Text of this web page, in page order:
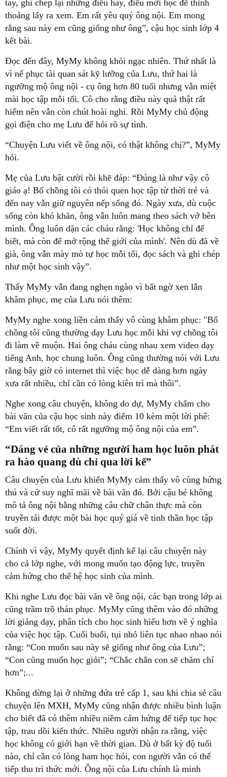
tay, ghi chép lại những điều hay, điều mới học để thỉnh
thoảng lấy ra xem. Em rất yêu quý ông nội. Em mong
rằng sau này em cũng giống như ông”, cậu học sinh lớp 4
kết bài.
Đọc đến đây, MyMy không khỏi ngạc nhiên. Thứ nhất là
vì nể phục tài quan sát kỹ lưỡng của Lưu, thứ hai là
ngưỡng mộ ông nội - cụ ông hơn 80 tuổi nhưng vẫn miệt
mài học tập mỗi tối. Cô cho rằng điều này quả thật rất
hiếm nên vẫn còn chút hoài nghi. Rồi MyMy chủ động
gọi điện cho mẹ Lưu để hỏi rõ sự tình.
“Chuyện Lưu viết về ông nội, có thật không chị?”, MyMy
hỏi.
Mẹ của Lưu bật cười rồi khẽ đáp: “Đúng là như vậy cô
giáo ạ! Bố chồng tôi có thói quen học tập từ thời trẻ và
đến nay vẫn giữ nguyên nếp sống đó. Ngày xưa, dù cuộc
sống còn khó khăn, ông vẫn luôn mang theo sách vở bên
mình. Ông luôn dặn các cháu rằng: 'Học không chỉ để
biết, mà còn để mở rộng thế giới của mình'. Nên dù đã về
già, ông vẫn mày mò tự học mỗi tối, đọc sách và ghi chép
như một học sinh vậy”.
Thấy MyMy vẫn đang nghẹn ngào vì bất ngờ xen lẫn
khâm phục, mẹ của Lưu nói thêm:
MyMy nghe xong liền cảm thấy vô cùng khâm phục: "Bố
chồng tôi cũng thường dạy Lưu học mỗi khi vợ chồng tôi
đi làm về muộn. Hai ông cháu cùng nhau xem video dạy
tiếng Anh, học chung luôn. Ông cũng thường nói với Lưu
rằng bây giờ có internet thì việc học dễ dàng hơn ngày
xưa rất nhiều, chỉ cần có lòng kiên trì mà thôi”.
Nghe xong câu chuyện, không do dự, MyMy chấm cho
bài văn của cậu học sinh này điểm 10 kèm một lời phê:
“Em viết rất tốt, cô rất ngưỡng mộ ông nội của em”.
“Dáng vẻ của những người ham học luôn phát
ra hào quang dù chỉ qua lời kể”
Câu chuyện của Lưu khiến MyMy cảm thấy vô cùng hứng
thú và cứ suy nghĩ mãi về bài văn đó. Bởi cậu bé không
mô tả ông nội bằng những câu chữ chân thực mà còn
truyền tải được một bài học quý giá về tinh thần học tập
suốt đời.
Chính vì vậy, MyMy quyết định kể lại câu chuyện này
cho cả lớp nghe, với mong muốn tạo động lực, truyền
cảm hứng cho thế hệ học sinh của mình.
Khi nghe Lưu đọc bài văn về ông nội, các bạn trong lớp ai
cũng trầm trồ thán phục. MyMy cũng thêm vào đó những
lời giảng dạy, phân tích cho học sinh hiểu hơn về ý nghĩa
của việc học tập. Cuối buổi, tụi nhỏ liên tục nhao nhao nói
rằng: “Con muốn sau này sẽ giống như ông của Lưu”;
“Con cũng muốn học giỏi”; “Chắc chắn con sẽ chăm chỉ
hơn”;...
Không dừng lại ở những đứa trẻ cấp 1, sau khi chia sẻ câu
chuyện lên MXH, MyMy cũng nhận được nhiều bình luận
cho biết đã có thêm nhiều niềm cảm hứng để tiếp tục học
tập, trau dồi kiến thức. Nhiều người nhận ra rằng, việc
học không có giới hạn về thời gian. Dù ở bất kỳ độ tuổi
nào, chỉ cần có lòng ham học hỏi, con người vẫn có thể
tiếp thu tri thức mới. Ông nội của Lưu chính là minh